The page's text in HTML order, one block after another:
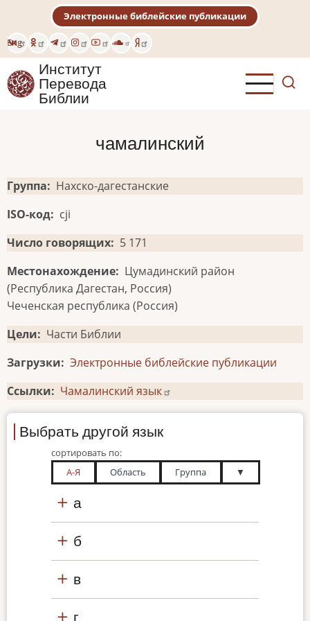
основному
содержанию
Eng
Электронные библейские публикации
Институт
Перевода
Библии
чамалинский
Группа
Нахско-дагестанские
ISO-код
cji
Число говорящих
5 171
Местонахождение
Цумадинский район
(Республика Дагестан, Россия)
Чеченская республика (Россия)
Цели
Части Библии
Загрузки
Электронные библейские публикации
Ссылки
Чамалинский язык
Выбрать другой язык
сортировать по:
А-Я
Область Группа ▼
а
б
в
г